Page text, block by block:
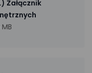
Załącznik